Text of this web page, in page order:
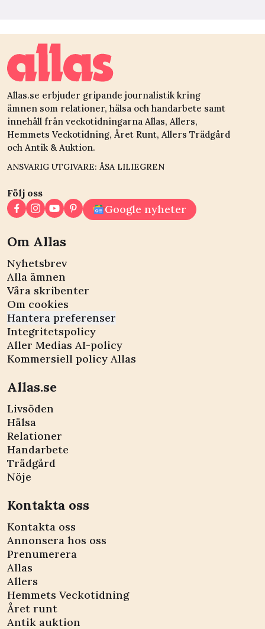
Allas.se erbjuder gripande journalistik kring
ämnen som relationer, hälsa och handarbete samt
innehåll från veckotidningarna Allas, Allers,
Hemmets Veckotidning, Året Runt, Allers Trädgård
och Antik & Auktion.
ANSVARIG UTGIVARE: ÅSA LILIEGREN
Följ oss
Google nyheter
Om Allas
Nyhetsbrev
Alla ämnen
Våra skribenter
Om cookies
Hantera preferenser
Integritetspolicy
Aller Medias AI-policy
Kommersiell policy Allas
Allas.se
Livsöden
Hälsa
Relationer
Handarbete
Trädgård
Nöje
Kontakta oss
Kontakta oss
Annonsera hos oss
Prenumerera
Allas
Allers
Hemmets Veckotidning
Året runt
Antik auktion